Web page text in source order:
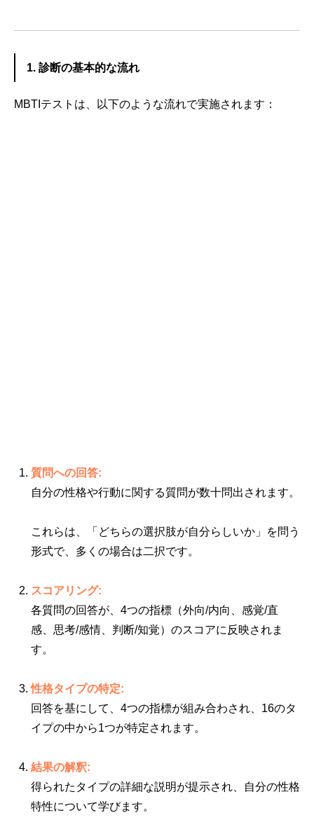
1. 診断の基本的な流れ
MBTIテストは、以下のような流れで実施されます：
質問への回答:
自分の性格や行動に関する質問が数十問出されます。
これらは、「どちらの選択肢が自分らしいか」を問う
形式で、多くの場合は二択です。
スコアリング:
各質問の回答が、4つの指標（外向/内向、感覚/直
感、思考/感情、判断/知覚）のスコアに反映されま
す。
性格タイプの特定:
回答を基にして、4つの指標が組み合わされ、16のタ
イプの中から1つが特定されます。
結果の解釈:
得られたタイプの詳細な説明が提示され、自分の性格
特性について学びます。